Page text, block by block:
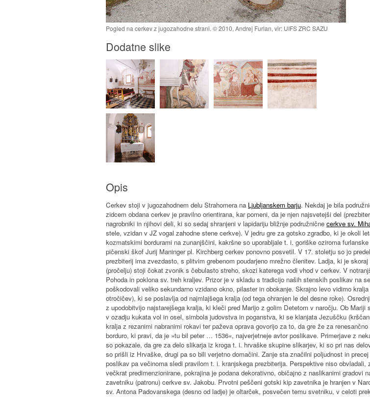
Pogled na cerkev z jugozahodne strani. © 2010, Andrej Furlan, vir: UIFS ZRC SAZU
Dodatne slike
Opis
Cerkev stoji v jugozahodnem delu Strahomera na Ljubljanskem barju. Nekdaj je bila
zidcem obdana cerkev je pravilno orientirana, kar pomeni, da je njen najsvetejši del
nagrobniki in njihovi deli, ki so sedaj shranjeni v lapidariju bližnje podružnične cerkve sv.
stele, vzidan v JZ vogal zahodne stene cerkve). V jedru gre za gotsko zgradbo, ki je okoli
kozmatskimi bordurami na zunanjščini, kakršne so uporabljale t. i. goriške oziroma
pičenski škof Jurij Maninger pl. Kirchberg cerkev ponovno posvetil. V 17. stoletju so jo
prezbiterij ima zvezdasto, s plitvim grebenom poudarjeno mrežno členitev. Ladja, ki je
(pročelju) stoji čokat zvonik s čebulasto streho, skozi katerega vodi vhod v cerkev. V
Pohoda in poklona sv. treh kraljev. Prizor je v skladu s tradicijo naših stenskih poslikav na
poškodovali veliko sekundarno vzidano okno, pilaster in obokanje. Skrajno levo vidimo
otročičev), ki se poslavlja od najmlajšega kralja (od tega ohranjen le del desne roke).
z upodobitvijo najstarejšega kralja, ki kleči pred Marijo z golim Detetom v naročju. Ob
v ozadju kukata vol in osel, simbola judovstva in poganstva, ki se klanjata Jezuščku
kralja z rezanimi nabranimi rokavi ter paževa oprava govorijo za to, da gre že za
borduro, ki pravi, da je »tu bil peter … 1536«, najverjetneje avtor poslikave. Primerjave z
so pokazale, da gre za delo slikarja iz kroga t. i. hrvaške skupine slikarjev, ki so pri nas
so prišli iz Hrvaške, drugi pa so bili verjetno domačini. Zanje sta značilni poljudnost in
poslikav pa večinoma sledi pravilom t. i. kranjskega prezbiterija. Perspektive niso
večkrat predimenzionirane, pokrajina je podana dekorativno, običajno z naslikanimi gradovi
zavetniku (patronu) cerkve sv. Jakobu. Prvotni peščeni gotski kip zavetnika je hranjen v
sv. Antona Padovanskega (desno od ladje) je oltarček, posvečen temu svetniku, v celoti